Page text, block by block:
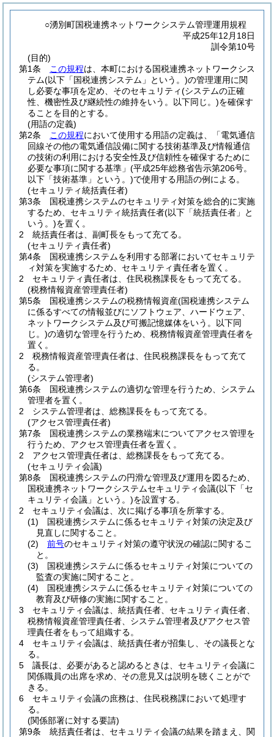
○湧別町国税連携ネットワークシステム管理運用規程
平成25年12月18日
訓令第10号
(目的)
第1条
この規程は、本町における国税連携ネットワークシス
テム(以下「国税連携システム」という。)の管理運用に関
し必要な事項を定め、そのセキュリティ(システムの正確
性、機密性及び継続性の維持をいう。以下同じ。)を確保す
ることを目的とする。
(用語の定義)
第2条
この規程において使用する用語の定義は、「電気通信
回線その他の電気通信設備に関する技術基準及び情報通信
の技術の利用における安全性及び信頼性を確保するために
必要な事項に関する基準」 (平成25年総務省告示第206号。
以下「技術基準」という。)で使用する用語の例による。
(セキュリティ統括責任者)
第3条
国税連携システムのセキュリティ対策を総合的に実施
するため、セキュリティ統括責任者(以下「統括責任者」と
いう。)を置く。
2
統括責任者は、副町長をもって充てる。
(セキュリティ責任者)
第4条
国税連携システムを利用する部署においてセキュリテ
ィ対策を実施するため、セキュリティ責任者を置く。
2
セキュリティ責任者は、住民税務課長をもって充てる。
(税務情報資産管理責任者)
第5条
国税連携システムの税務情報資産(国税連携システム
に係るすべての情報並びにソフトウェア、ハードウェア、
ネットワークシステム及び可搬記憶媒体をいう。以下同
じ。)の適切な管理を行うため、税務情報資産管理責任者を
置く。
2
税務情報資産管理責任者は、住民税務課長をもって充て
る。
(システム管理者)
第6条
国税連携システムの適切な管理を行うため、システム
管理者を置く。
2
システム管理者は、総務課長をもって充てる。
(アクセス管理責任者)
第7条
国税連携システムの業務端末についてアクセス管理を
行うため、アクセス管理責任者を置く。
2
アクセス管理責任者は、総務課長をもって充てる。
(セキュリティ会議)
第8条
国税連携システムの円滑な管理及び運用を図るため、
国税連携ネットワークシステムセキュリティ会議(以下「セ
キュリティ会議」という。)を設置する。
2
セキュリティ会議は、次に掲げる事項を所掌する。
(1)
国税連携システムに係るセキュリティ対策の決定及び
見直しに関すること。
(2)
前号のセキュリティ対策の遵守状況の確認に関するこ
と。
(3)
国税連携システムに係るセキュリティ対策についての
監査の実施に関すること。
(4)
国税連携システムに係るセキュリティ対策についての
教育及び研修の実施に関すること。
3
セキュリティ会議は、統括責任者、セキュリティ責任者、
税務情報資産管理責任者、システム管理者及びアクセス管
理責任者をもって組織する。
4
セキュリティ会議は、統括責任者が招集し、その議長とな
る。
5
議長は、必要があると認めるときは、セキュリティ会議に
関係職員の出席を求め、その意見又は説明を聴くことがで
きる。
6
セキュリティ会議の庶務は、住民税務課において処理す
る。
(関係部署に対する要請)
第9条
統括責任者は、セキュリティ会議の結果を踏まえ、関